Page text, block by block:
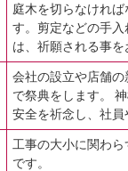
庭木を切らなけれ
す。剪定などの手
は、祈願される事を
会社の設立や店舗
で祭典をします。
安全を祈念し、社員
工事の大小に関わ
です。